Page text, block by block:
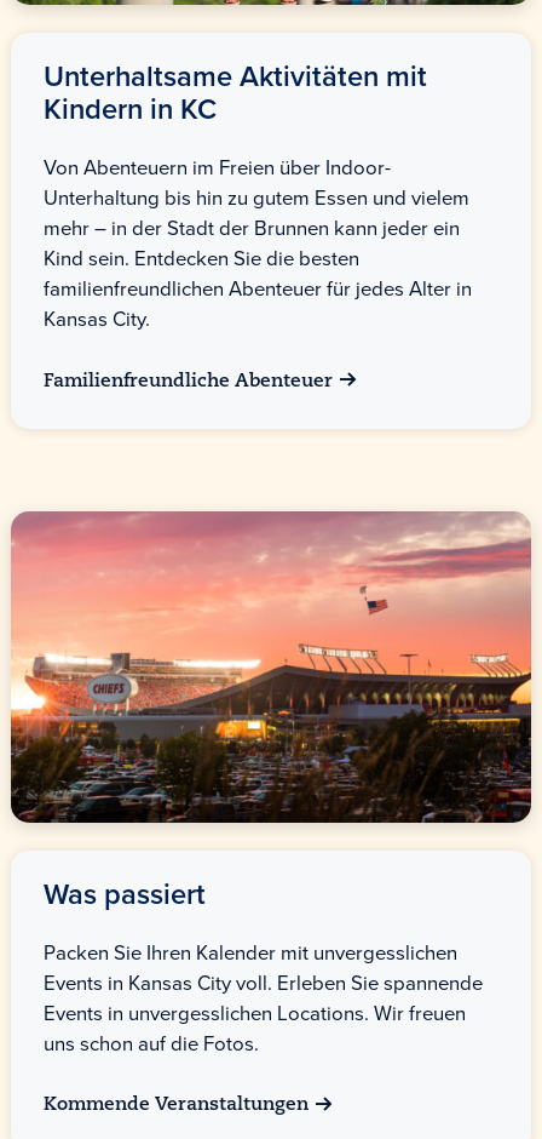
Unterhaltsame Aktivitäten mit
Kindern in KC
Von Abenteuern im Freien über Indoor-
Unterhaltung bis hin zu gutem Essen und vielem
mehr – in der Stadt der Brunnen kann jeder ein
Kind sein. Entdecken Sie die besten
familienfreundlichen Abenteuer für jedes Alter in
Kansas City.
Familienfreundliche Abenteuer
Was passiert
Packen Sie Ihren Kalender mit unvergesslichen
Events in Kansas City voll. Erleben Sie spannende
Events in unvergesslichen Locations. Wir freuen
uns schon auf die Fotos.
Kommende Veranstaltungen